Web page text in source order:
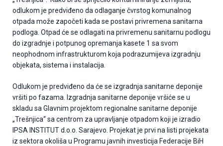
odlukom je predviđeno da odlaganje čvrstog komunalnog
otpada može započeti kada se postavi privremena sanitarna
podloga. Otpad će se odlagati na privremenu sanitarnu podlogu
do izgradnje i potpunog opremanja kasete 1 sa svom
neophodnom infrastrukturom koja podrazumijeva izgradnju
objekata, sistema i instalacija.
Odlukom je predviđeno da će se izgradnja sanitarne deponije
vršiti po fazama. Izgradnja sanitarne deponije vršiće se u
skladu sa Glavnim projektom regionalne sanitarne deponije
„Trešnjica“ sa centrom za upravljanje otpadom koji je izradio
IPSA INSTITUT d.o.o. Sarajevo. Projekat je prvi na listi projekata
iz sektora okoliša u Programu javnih investicija Federacije BiH